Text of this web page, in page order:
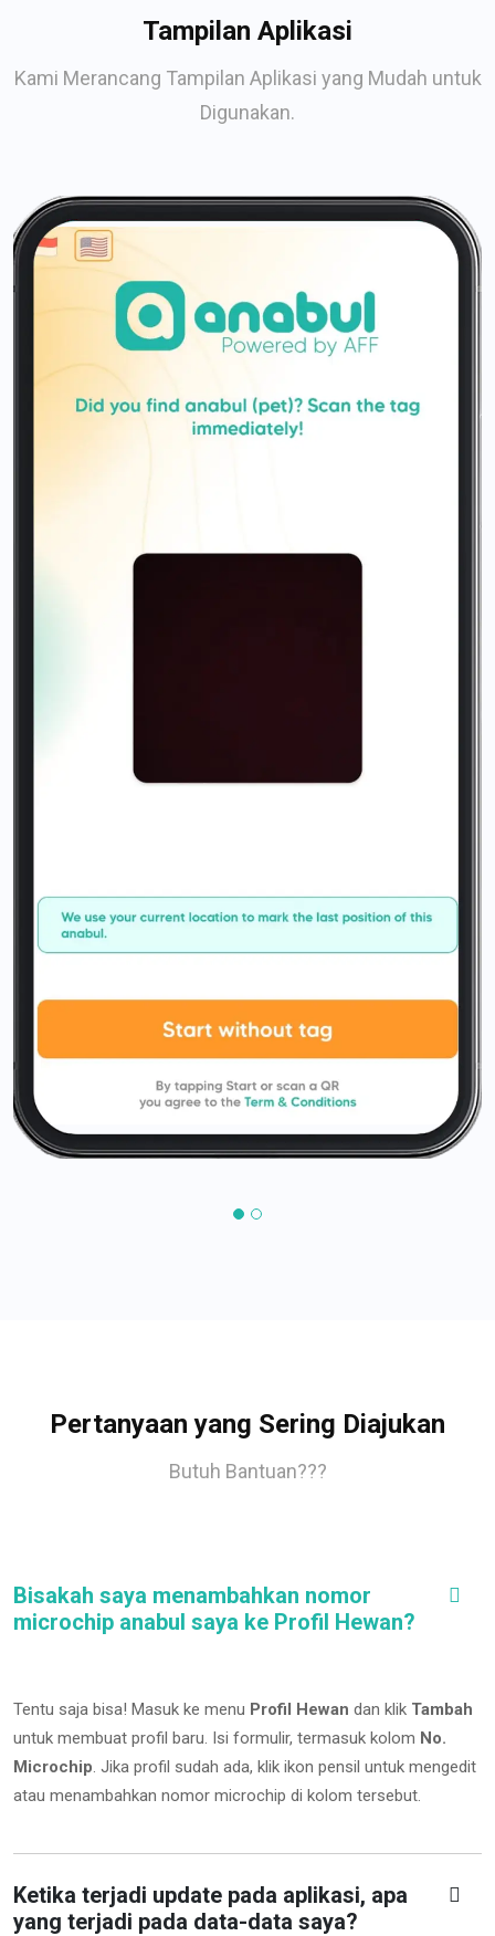
Tampilan Aplikasi
Kami Merancang Tampilan Aplikasi yang Mudah untuk
Digunakan.
Pertanyaan yang Sering Diajukan
Butuh Bantuan???
Bisakah saya menambahkan nomor
microchip anabul saya ke Profil Hewan?
Tentu saja bisa! Masuk ke menu Profil Hewan dan klik Tambah
untuk membuat profil baru. Isi formulir, termasuk kolom No.
Microchip. Jika profil sudah ada, klik ikon pensil untuk mengedit
atau menambahkan nomor microchip di kolom tersebut.
Ketika terjadi update pada aplikasi, apa
yang terjadi pada data-data saya?